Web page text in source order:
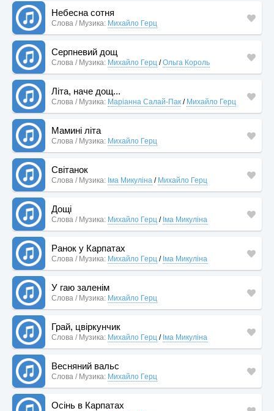
Небесна сотня
Слова / Музика: Михайло Герц
Серпневий дощ
Слова / Музика: Михайло Герц /Ольга Король
Літа, наче дощ...
Слова / Музика: Маріанна Салай-Пак / Михайло Герц
Мамині літа
Слова / Музика: Михайло Герц
Світанок
Слова / Музика: Іма Микуліна / Михайло Герц
Дощі
Слова / Музика: Михайло Герц / Іма Микуліна
Ранок у Карпатах
Слова / Музика: Михайло Герц / Іма Микуліна
У гаю заленім
Слова / Музика: Михайло Герц
Грай, цвіркунчик
Слова / Музика: Михайло Герц / Іма Микуліна
Весняний вальс
Слова / Музика: Михайло Герц
Осінь в Карпатах